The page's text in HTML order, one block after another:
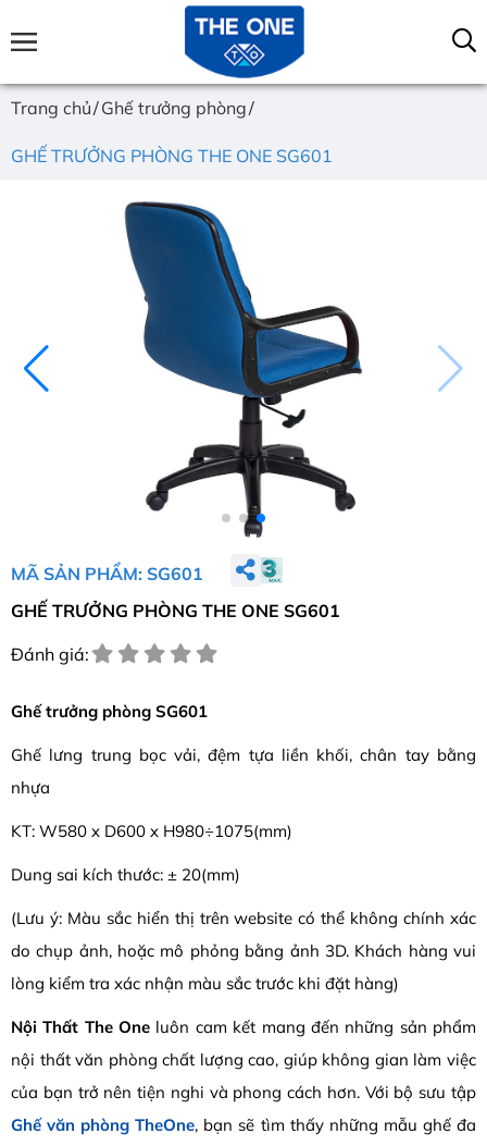
Trang chủ Ghế trưởng phòng
GHẾ TRƯỞNG PHÒNG THE ONE SG601
MÃ SẢN PHẨM: SG601
GHẾ TRƯỞNG PHÒNG THE ONE SG601
Đánh giá:
Ghế trưởng phòng SG601
Ghế lưng trung bọc vải, đệm tựa liền khối, chân tay bằng
nhựa
KT: W580 x D600 x H980÷1075(mm)
Dung sai kích thước: ± 20(mm)
(Lưu ý: Màu sắc hiển thị trên website có thể không chính xác
do chụp ảnh, hoặc mô phỏng bằng ảnh 3D. Khách hàng vui
lòng kiểm tra xác nhận màu sắc trước khi đặt hàng)
Nội Thất The One luôn cam kết mang đến những sản phẩm
nội thất văn phòng chất lượng cao, giúp không gian làm việc
của bạn trở nên tiện nghi và phong cách hơn. Với bộ sưu tập
Ghế văn phòng TheOne, bạn sẽ tìm thấy những mẫu ghế đa